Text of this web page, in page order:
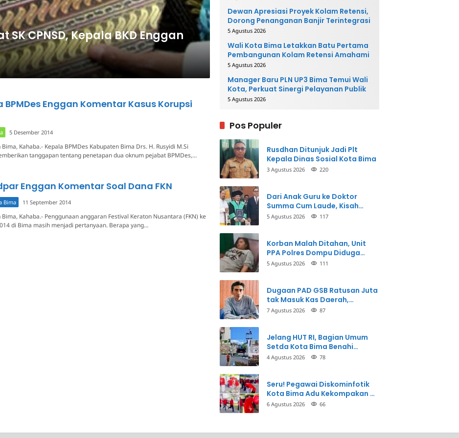
CPNSD, Kepala BKD Enggan
BPMDes Enggan Komentar Kasus Korupsi
5 Desember 2014
Kahaba.- Kepala BPMDes Kabupaten Bima Drs. H. Rusyidi M.Si
tanggapan tentang penetapan dua oknum pejabat BPMDes,…
Enggan Komentar Soal Dana FKN
Bima 11 September 2014
Bima, Kahaba.- Penggunaan anggaran Festival Keraton Nusantara (FKN) ke
di Bima masih menjadi pertanyaan. Berapa yang…
Dewan Apresiasi Proyek Kolam Retensi,
Dorong Penanganan Banjir Terintegrasi
5 Agustus 2026
Wali Kota Bima Letakkan Batu Pertama
Pembangunan Kolam Retensi Amahami
5 Agustus 2026
Manager Baru PLN UP3 Bima Temui Wali
Kota, Perkuat Sinergi Pelayanan Publik
5 Agustus 2026
Pos Populer
Rusdhan Ditunjuk Jadi Plt
Kepala Dinas Sosial Kota Bima
3 Agustus 2026 220
Dari Anak Guru ke Doktor
Summa Cum Laude, Kisah
Taman Firdaus Menginspirasi
5 Agustus 2026 117
Korban Malah Ditahan, Unit
PPA Polres Dompu Diduga
Balikkan Fakta Kasus
5 Agustus 2026 111
Dugaan PAD GSB Ratusan Juta
tak Masuk Kas Daerah,
Inspektorat Panggil Pihak
7 Agustus 2026 87
Jelang HUT RI, Bagian Umum
Setda Kota Bima Benahi
Kantor Pemkot
4 Agustus 2026 78
Seru! Pegawai Diskominfotik
Kota Bima Adu Kekompakan di
Lomba HUT RI
6 Agustus 2026 66